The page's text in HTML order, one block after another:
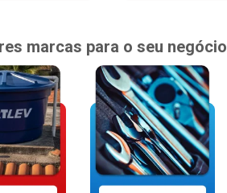
marcas para o seu negócio